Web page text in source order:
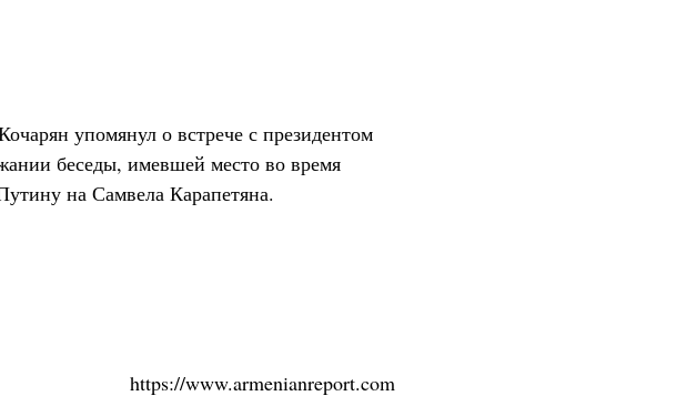
упомянул о встрече с президентом
беседы, имевшей место во время
на Самвела Карапетяна.
https://www.armenianreport.com